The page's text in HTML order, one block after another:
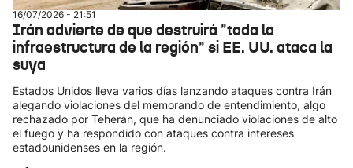
16/07/2026 - 21:51
Irán advierte de que destruirá "toda la
infraestructura de la región" si EE. UU. ataca la
suya
Estados Unidos lleva varios días lanzando ataques contra Irán
alegando violaciones del memorando de entendimiento, algo
rechazado por Teherán, que ha denunciado violaciones de alto
el fuego y ha respondido con ataques contra intereses
estadounidenses en la región.